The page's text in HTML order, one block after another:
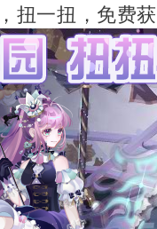
扭一扭，免费